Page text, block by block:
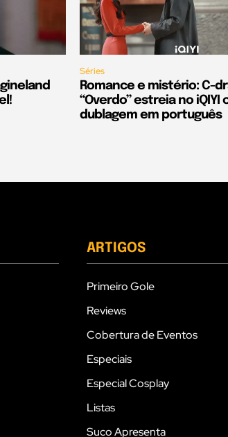
Séries
Romance e mistério: C-
“Overdo” estreia no iQIYI
dublagem em português
ARTIGOS
Primeiro Gole
Reviews
Cobertura de Eventos
Especiais
Especial Cosplay
Listas
Suco Apresenta